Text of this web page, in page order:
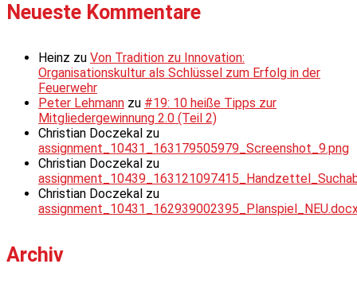
Neueste Kommentare
Heinz zu Von Tradition zu Innovation:
Organisationskultur als Schlüssel zum Erfolg in der
Feuerwehr
Peter Lehmann zu #19: 10 heiße Tipps zur
Mitgliedergewinnung 2.0 (Teil 2)
Christian Doczekal zu
assignment_10431_163179505979_Screenshot_9.png
Christian Doczekal zu
Christian Doczekal zu
Archiv